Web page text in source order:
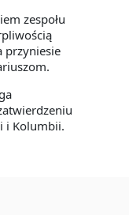
zespołu
przyniesie
i Kolumbii.